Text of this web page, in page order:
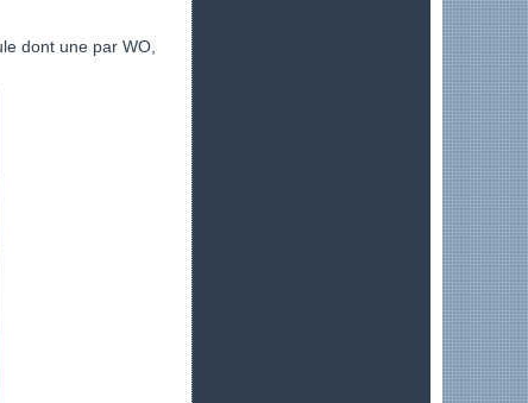
dont une par WO,